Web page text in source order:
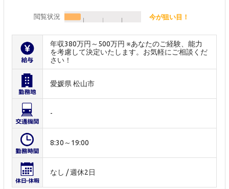
閲覧状況 今が狙い目！
年収380万円～500万円 ※あなたのご経験、能力
を考慮して決定いたします。お気軽にご相談くだ
さい！
愛媛県 松山市
-
8:30～19:00
なし / 週休2日